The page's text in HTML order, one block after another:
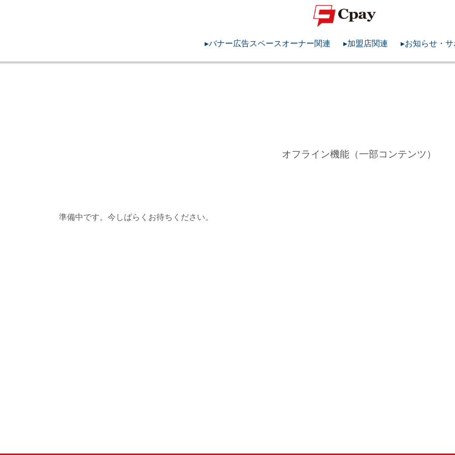
▸バナー広告スペースオーナー関連 ▸加盟店関連 ▸お知らせ・
オフライン機能（一部コンテンツ）
準備中です。今しばらくお待ちください。